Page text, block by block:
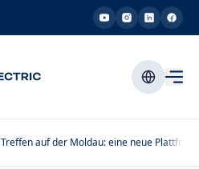
Treffen auf der Moldau: eine neue